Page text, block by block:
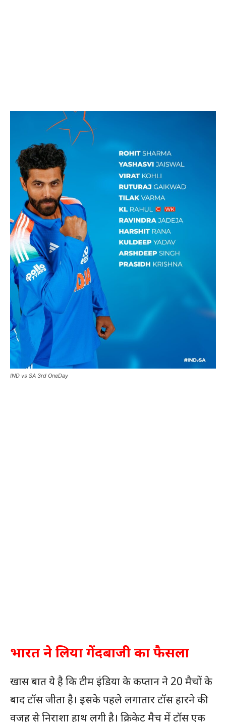
IND vs SA 3rd OneDay
भारत ने लिया गेंदबाजी का फैसला
खास बात ये है कि टीम इंडिया के कप्तान ने 20 मैचों के
बाद टॉस जीता है। इसके पहले लगातार टॉस हारने की
वजह से निराशा हाथ लगी है। क्रिकेट मैच में टॉस एक